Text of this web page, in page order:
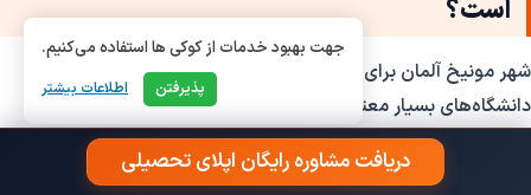
است؟
شهر مونیخ آلمان برای دانشجویانی مناسب است که به دنبال
دانشگاه‌های بسیار معتبر، بازار کار قوی، کیفیت زندگی بالا و آینده
شغلی جدی در آلمان هستند. اگر رشته شما در حوزه‌هایی مانند
مهندسی، کامپیوتر، داده، هوش مصنوعی، مدیریت، اقتصاد، علوم
دریافت مشاوره رایگان اپلای تحصیلی
جهت بهبود خدمات از کوکی ها استفاده می‌کنیم.
پذیرفتن اطلاعات بیشتر